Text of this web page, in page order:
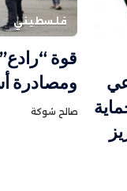
فلسطيني
قوة
ومصادرة
صالح شوكة